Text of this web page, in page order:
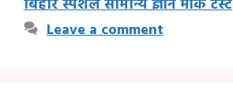
बिहार स्पेशल सामान्य ज्ञान मॉक टेस्ट
Leave a comment